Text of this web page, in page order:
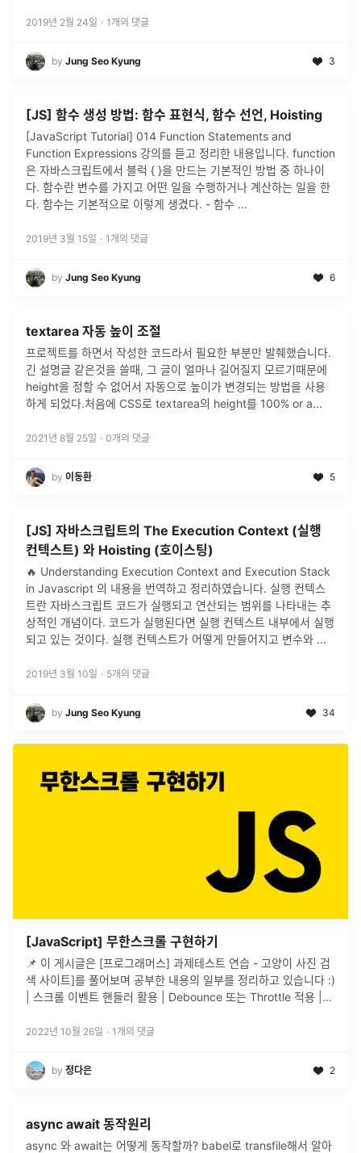
2019년 2월 24일 · 1 개의 댓글
by Jung Seo Kyung 3
[JS] 함수 생성 방법: 함수 표현식, 함수 선언, Hoisting
[JavaScript Tutorial] 014 Function Statements and
Function Expressions 강의를 듣고 정리한 내용입니다. function
은 자바스크립트에서 블럭 { }을 만드는 기본적인 방법 중 하나이
다. 함수란 변수를 가지고 어떤 일을 수행하거나 계산하는 일을 한
다. 함수는 기본적으로 이렇게 생겼다. - 함수 ...
2019년 3월 15일 · 1 개의 댓글
by Jung Seo Kyung 6
textarea 자동 높이 조절
프로젝트를 하면서 작성한 코드라서 필요한 부분만 발췌했습니다.
긴 설명글 같은것을 쓸때, 그 글이 얼마나 길어질지 모르기때문에
height을 정할 수 없어서 자동으로 높이가 변경되는 방법을 사용
하게 되었다.처음에 CSS로 textarea의 height를 100% or a...
2021년 8월 25일 · 0개의 댓글
by 이동환 5
[JS] 자바스크립트의 The Execution Context (실행
컨텍스트) 와 Hoisting (호이스팅)
🔥 Understanding Execution Context and Execution Stack
in Javascript 의 내용을 번역하고 정리하였습니다. 실행 컨텍스
트란 자바스크립트 코드가 실행되고 연산되는 범위를 나타내는 추
상적인 개념이다. 코드가 실행된다면 실행 컨텍스트 내부에서 실행
되고 있는 것이다. 실행 컨텍스트가 어떻게 만들어지고 변수와 ...
2019년 3월 10일 · 5개의 댓글
by Jung Seo Kyung 34
[JavaScript] 무한스크롤 구현하기
📌 이 게시글은 [프로그래머스] 과제테스트 연습 - 고양이 사진 검
색 사이트]를 풀어보며 공부한 내용의 일부를 정리하고 있습니다 :)
| 스크롤 이벤트 핸들러 활용 | Debounce 또는 Throttle 적용 |
2022년 10월 26일 · 1 개의 댓글
by 정다은 2
async await 동작원리
async 와 await는 어떻게 동작할까? babel로 transfile해서 알아